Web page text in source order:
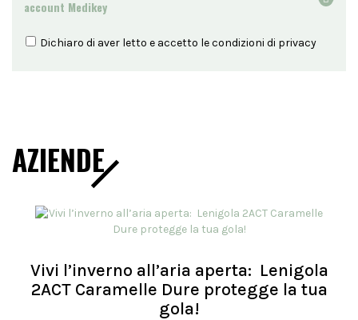
account Medikey
Dichiaro di aver letto e accetto le condizioni di privacy
AZIENDE
Vivi l’inverno all’aria aperta: Lenigola
2ACT Caramelle Dure protegge la tua
gola!